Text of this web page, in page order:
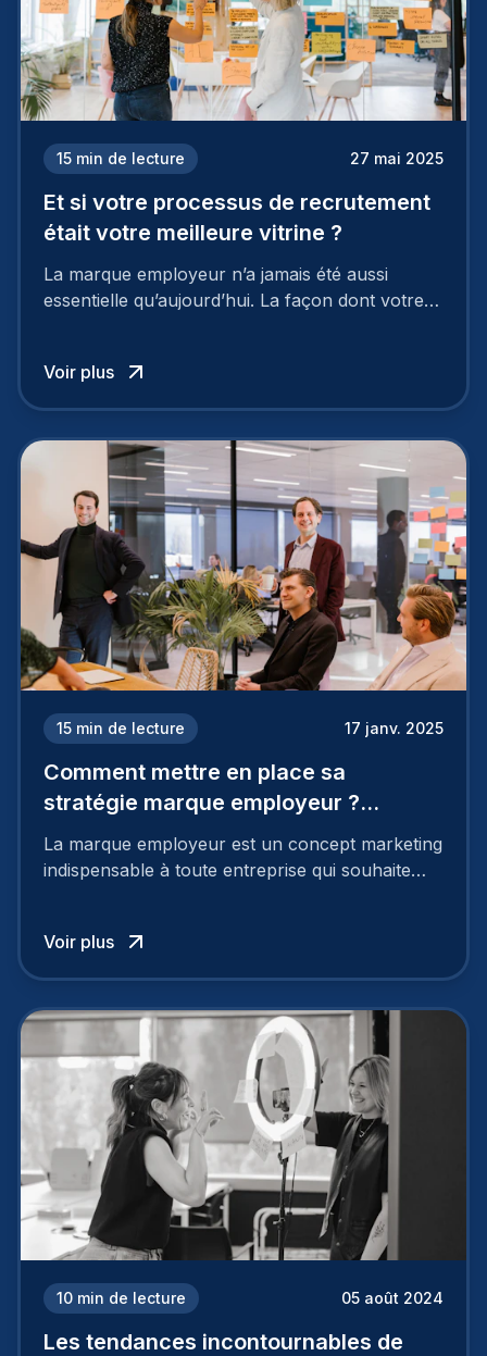
15 min de lecture 27 mai 2025
Et si votre processus de recrutement
était votre meilleure vitrine ?
La marque employeur n’a jamais été aussi
essentielle qu’aujourd’hui. La façon dont votre
à perdre les meilleurs profils.
Voir plus
15 min de lecture 17 janv. 2025
Comment mettre en place sa
stratégie marque employeur ?
Découvrez les 7 étapes
La marque employeur est un concept marketing
indispensable à toute entreprise qui souhaite
employeur solide et positive sont évidentes, ce
travail, pour qu’il soit réussi, ne peut se faire en
mettre en œuvre un certain nombre d’actions.
Voir plus
10 min de lecture 05 août 2024
Les tendances incontournables de